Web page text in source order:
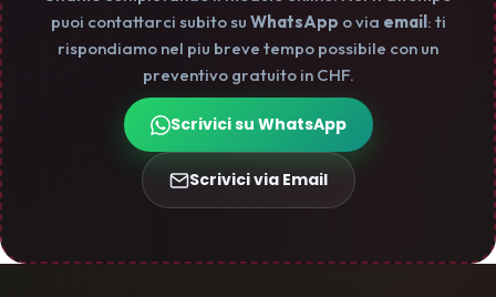
puoi contattarci subito su WhatsApp o via email : ti
rispondiamo nel piu breve tempo possibile con un
preventivo gratuito in CHF.
Scrivici su WhatsApp
Scrivici via Email